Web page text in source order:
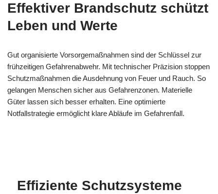
Effektiver Brandschutz schützt
Leben und Werte
Gut organisierte Vorsorgemaßnahmen sind der Schlüssel zur
frühzeitigen Gefahrenabwehr. Mit technischer Präzision stoppen
Schutzmaßnahmen die Ausdehnung von Feuer und Rauch. So
gelangen Menschen sicher aus Gefahrenzonen. Materielle
Güter lassen sich besser erhalten. Eine optimierte
Notfallstrategie ermöglicht klare Abläufe im Gefahrenfall.
Effiziente Schutzsysteme